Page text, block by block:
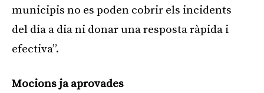
municipis no es poden cobrir els incidents
del dia a dia ni donar una resposta ràpida i
efectiva”.
Mocions ja aprovades